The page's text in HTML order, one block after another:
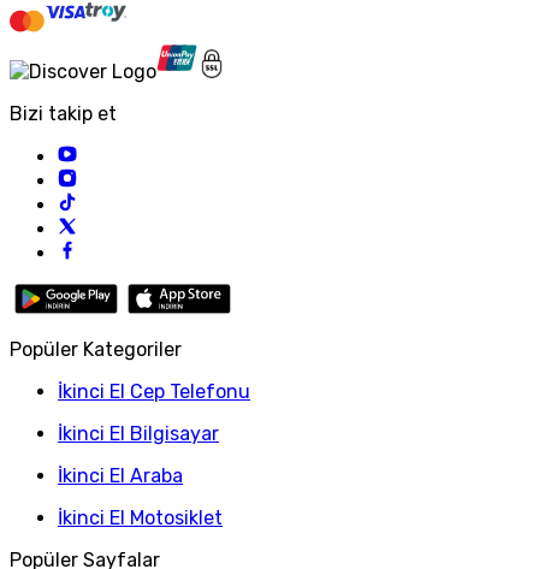
Bizi takip et
Popüler Kategoriler
İkinci El Cep Telefonu
İkinci El Bilgisayar
İkinci El Araba
İkinci El Motosiklet
Popüler Sayfalar